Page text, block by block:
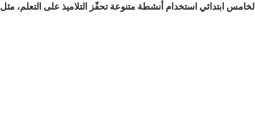
ابتدائي استخدام أنشطة متنوعة تحفّز التلاميذ على التعلم، مثل